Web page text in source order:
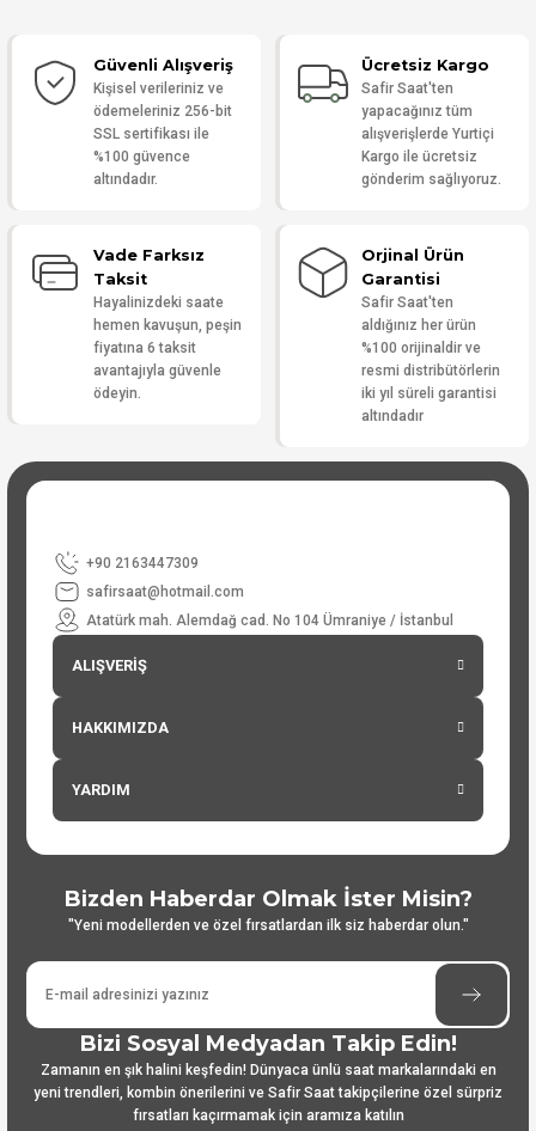
Yorum Yaz
Güvenli Alışveriş
Kişisel verileriniz ve
ödemeleriniz 256-bit
SSL sertifikası ile
%100 güvence
altındadır.
Ücretsiz Kargo
Safir Saat'ten
yapacağınız tüm
alışverişlerde Yurtiçi
Kargo ile ücretsiz
gönderim sağlıyoruz.
Vade Farksız
Taksit
Hayalinizdeki saate
hemen kavuşun, peşin
fiyatına 6 taksit
avantajıyla güvenle
ödeyin.
Orjinal Ürün
Garantisi
Safir Saat'ten
aldığınız her ürün
%100 orijinaldir ve
resmi distribütörlerin
iki yıl süreli garantisi
altındadır
+90 2163447309
safirsaat@hotmail.com
Atatürk mah. Alemdağ cad. No 104 Ümraniye / İstanbul
ALIŞVERİŞ
HAKKIMIZDA
YARDIM
Bizden Haberdar Olmak İster Misin?
"Yeni modellerden ve özel fırsatlardan ilk siz haberdar olun."
Bizi Sosyal Medyadan Takip Edin!
Zamanın en şık halini keşfedin! Dünyaca ünlü saat markalarındaki en
yeni trendleri, kombin önerilerini ve Safir Saat takipçilerine özel sürpriz
fırsatları kaçırmamak için aramıza katılın